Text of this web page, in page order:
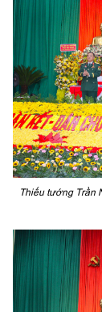
Thiếu tướng Trần